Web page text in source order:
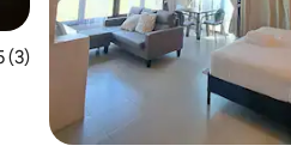
beoordeling van 5 uit 5, 3
(3)